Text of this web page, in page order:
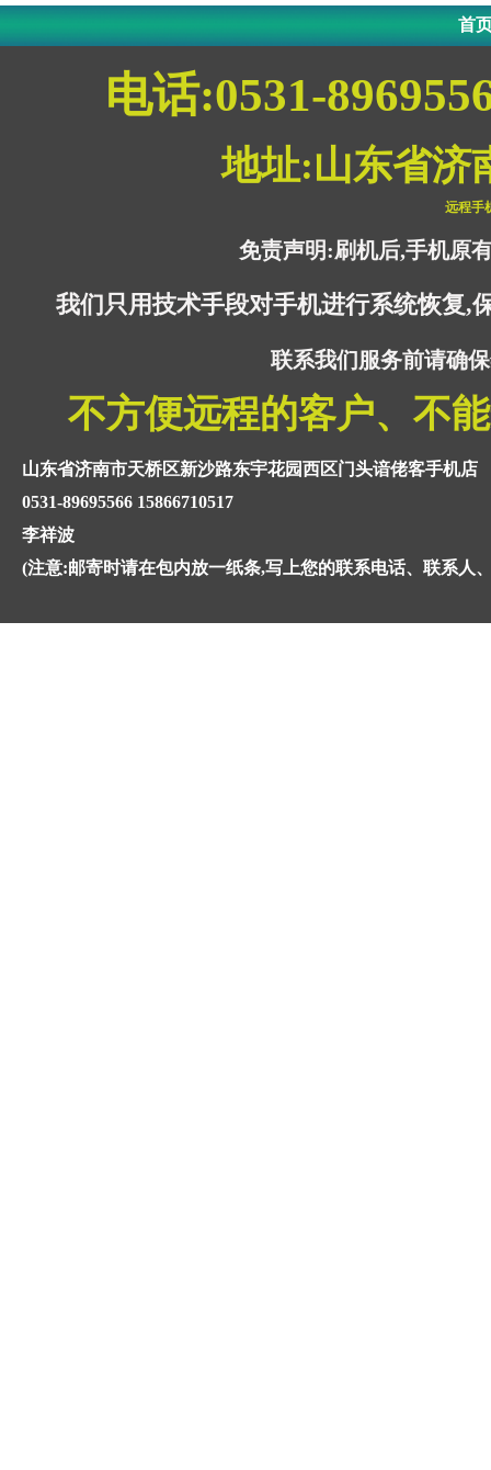
首
电话:0531-
地址:山东省济
远程手
免责声明:刷机后,手机原
我们只用技术手段对手机进行系统恢复,
联系我们服务前请确
不方便远程的客户、不
山东省济南市天桥区新沙路东宇花园西区门头谙佬客手机店
0531-89695566 15866710517
李祥波
(注意:邮寄时请在包内放一纸条,写上您的联系电话、联系人